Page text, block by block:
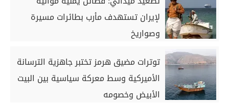
لإيران تستهدف مأرب بطائرات مسيرة
وصواريخ
توترات مضيق هرمز تختبر جاهزية الترسانة
الأميركية وسط معركة سياسية بين البيت
الأبيض وخصومه